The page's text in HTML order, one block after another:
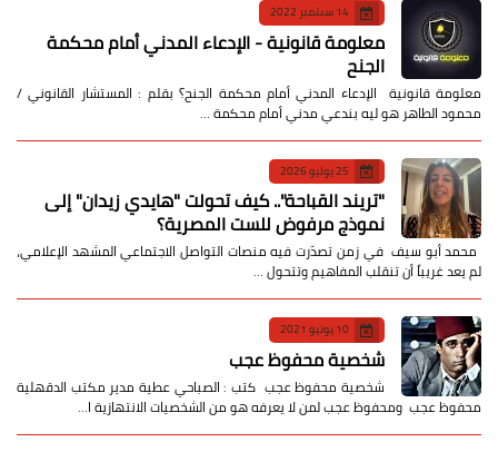
14 سبتمبر 2022
معلومة قانونية - الإدعاء المدني أمام محكمة
الجنح
معلومة قانونية الإدعاء المدني أمام محكمة الجنح؟ بقلم : المستشار القانوني /
محمود الطاهر هو ليه بندعي مدني أمام محكمة …
25 يوليو 2026
​"تريند القباحة".. كيف تحولت "هايدي زيدان" إلى
نموذج مرفوض للست المصرية؟
​ محمد أبو سيف ​في زمن تصدّرت فيه منصات التواصل الاجتماعي المشهد الإعلامي،
لم يعد غريباً أن تنقلب المفاهيم وتتحول …
10 يونيو 2021
شخصية محفوظ عجب
شخصية محفوظ عجب كتب : الصباحي عطية مدير مكتب الدقهلية
محفوظ عجب ومحفوظ عجب لمن لا يعرفه هو من الشخصيات الانتهازية ا…